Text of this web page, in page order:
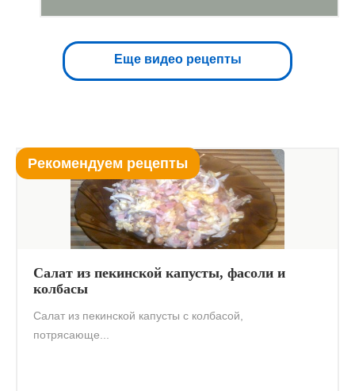
Еще видео рецепты
Рекомендуем рецепты
Салат из пекинской капусты, фасоли и
колбасы
Салат из пекинской капусты с колбасой,
потрясающе...